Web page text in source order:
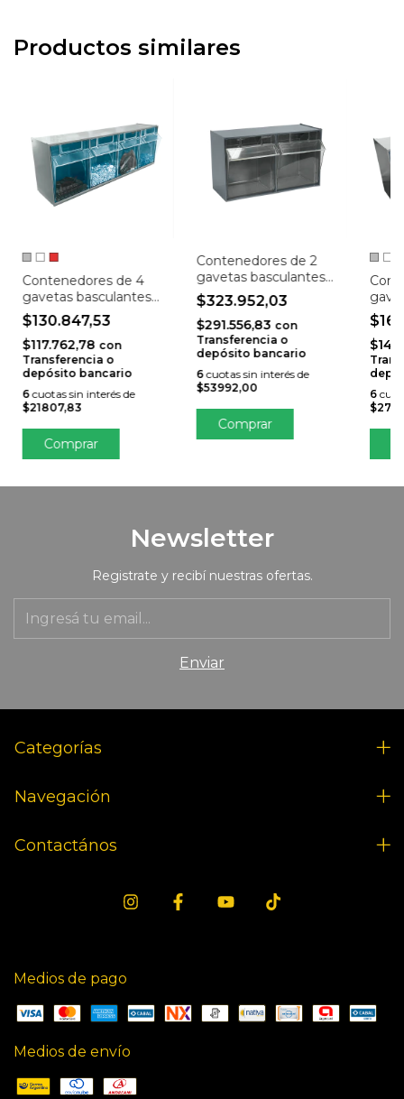
Productos similares
Contenedores de 4
gavetas basculantes
FPG25710101
$130.847,53
$117.762,78 con
Transferencia o
depósito bancario
6cuotas sin interés de
$21807,83
Comprar
Contenedores de 2
gavetas basculantes
FPG357101
$323.952,03
$291.556,83 con
Transferencia o
depósito bancario
6cuotas sin interés de
$53992,00
6
Newsletter
Registrate y recibí nuestras ofertas.
Categorías
Navegación
Contactános
Medios de pago
Medios de envío